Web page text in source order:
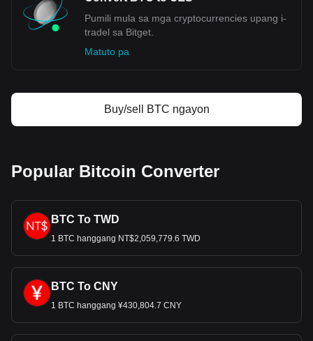
Pumili mula sa mga cryptocurrencies upang i-
tradel sa Bitget.
Matuto pa
Buy/sell BTC ngayon
Popular Bitcoin Converter
BTC To TWD
1 BTC hanggang NT$2,059,779.6 TWD
BTC To CNY
1 BTC hanggang ¥430,804.7 CNY